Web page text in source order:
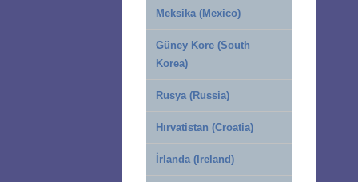
Meksika (Mexico)
Güney Kore (South
Korea)
Rusya (Russia)
Hırvatistan (Croatia)
İrlanda (Ireland)